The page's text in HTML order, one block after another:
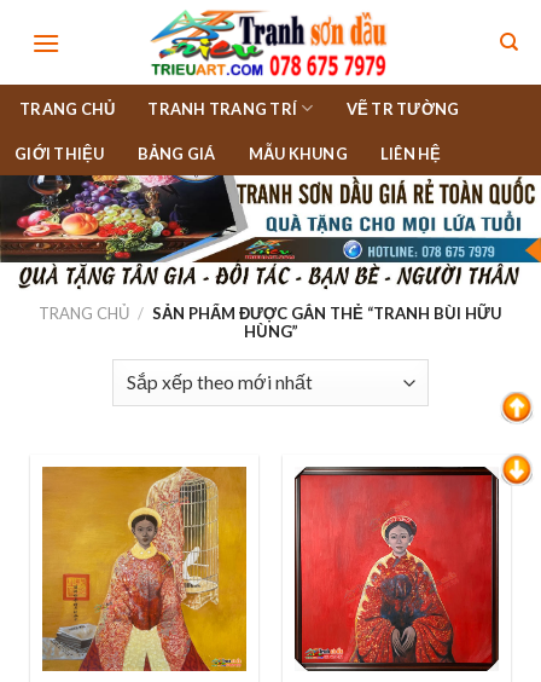
TRANG CHỦ TRANH TRANG TRÍ VẼ TR TƯỜNG
GIỚI THIỆU BẢNG GIÁ MẪU KHUNG LIÊN HỆ
TRANG CHỦ / SẢN PHẨM ĐƯỢC GẮN THẺ “TRANH BÙI HỮU
HÙNG”